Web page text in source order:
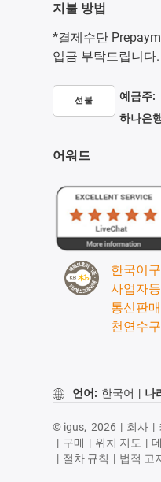
지불 방법
*결제수단
입금 부탁드립니다.
선불 예금주:
하나은
어워드
한국이
사업자
통신판
천연수
언어: 한국어 | 나
© igus, 2026 | 회사 |
| 구매 | 위치 지도 |
| 절차 규칙 | 법적 고